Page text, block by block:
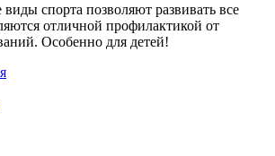
спорта позволяют развивать все
отличной профилактикой от
Особенно для детей!